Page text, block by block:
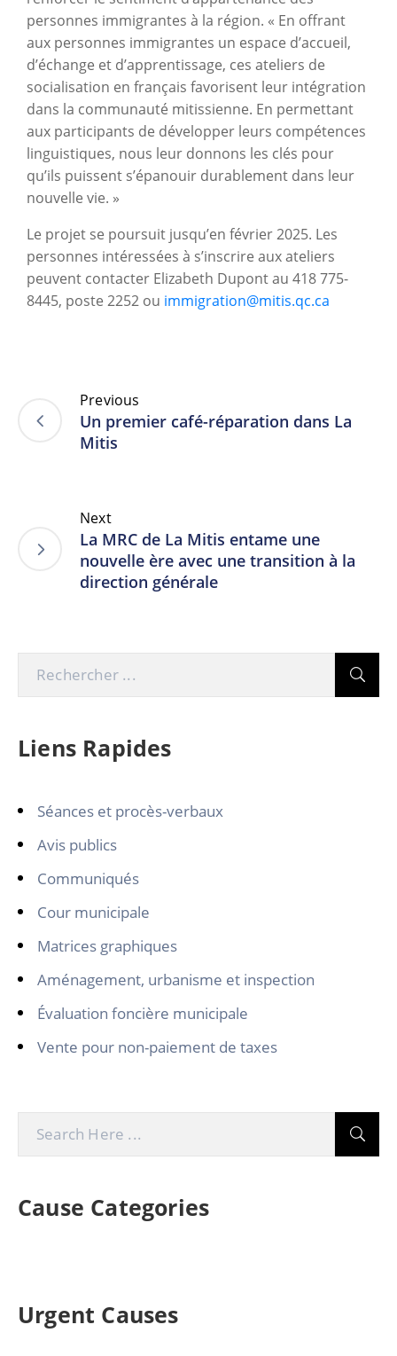
personnes immigrantes à la région. « En offrant
aux personnes immigrantes un espace d’accueil,
d’échange et d’apprentissage, ces ateliers de
socialisation en français favorisent leur intégration
dans la communauté mitissienne. En permettant
aux participants de développer leurs compétences
linguistiques, nous leur donnons les clés pour
qu’ils puissent s’épanouir durablement dans leur
nouvelle vie. »
Le projet se poursuit jusqu’en février 2025. Les
personnes intéressées à s’inscrire aux ateliers
peuvent contacter Elizabeth Dupont au 418 775-
8445, poste 2252 ou immigration@mitis.qc.ca
Previous
Un premier café-réparation dans La
Mitis
Next
La MRC de La Mitis entame une
nouvelle ère avec une transition à la
direction générale
Liens Rapides
Séances et procès-verbaux
Avis publics
Communiqués
Cour municipale
Matrices graphiques
Aménagement, urbanisme et inspection
Évaluation foncière municipale
Vente pour non-paiement de taxes
Cause Categories
Urgent Causes